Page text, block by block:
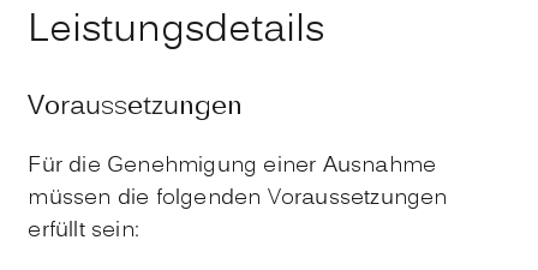
Leistungsdetails
Voraussetzungen
Für die Genehmigung einer Ausnahme
müssen die folgenden Voraussetzungen
erfüllt sein: